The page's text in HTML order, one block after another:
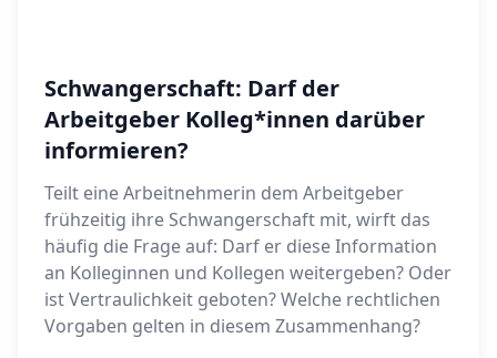
Schwangerschaft: Darf der
Arbeitgeber Kolleg*innen darüber
informieren?
Teilt eine Arbeitnehmerin dem Arbeitgeber
frühzeitig ihre Schwangerschaft mit, wirft das
häufig die Frage auf: Darf er diese Information
an Kolleginnen und Kollegen weitergeben? Oder
ist Vertraulichkeit geboten? Welche rechtlichen
Vorgaben gelten in diesem Zusammenhang?